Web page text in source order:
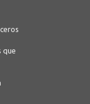
que